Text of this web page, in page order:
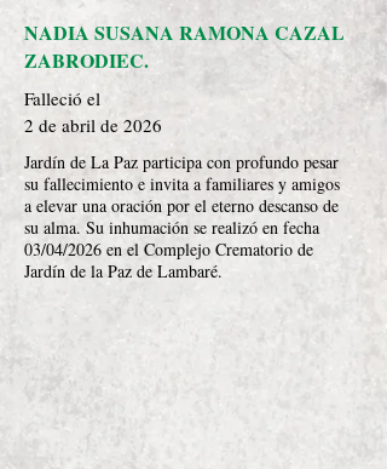
NADIA SUSANA RAMONA CAZAL
ZABRODIEC.
Falleció el
2 de abril de 2026
Jardín de La Paz participa con profundo pesar
su fallecimiento e invita a familiares y amigos
a elevar una oración por el eterno descanso de
su alma. Su inhumación se realizó en fecha
03/04/2026 en el Complejo Crematorio de
Jardín de la Paz de Lambaré.